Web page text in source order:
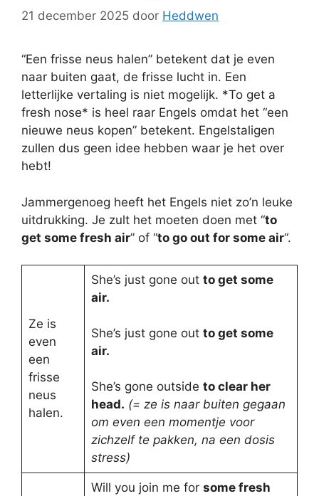
21 december 2025 door Heddwen
“Een frisse neus halen” betekent dat je even
naar buiten gaat, de frisse lucht in. Een
letterlijke vertaling is niet mogelijk. *To get a
fresh nose* is heel raar Engels omdat het “een
nieuwe neus kopen” betekent. Engelstaligen
zullen dus geen idee hebben waar je het over
hebt!
Jammergenoeg heeft het Engels niet zo’n leuke
uitdrukking. Je zult het moeten doen met “to
get some fresh air” of “to go out for some air“.
Ze is
even
een
frisse
neus
halen.
She’s just gone out to get some
air.
She’s just gone out to get some
air.
She’s gone outside to clear her
head. (= ze is naar buiten gegaan
om even een momentje voor
zichzelf te pakken, na een dosis
stress)
Will you join me for some fresh